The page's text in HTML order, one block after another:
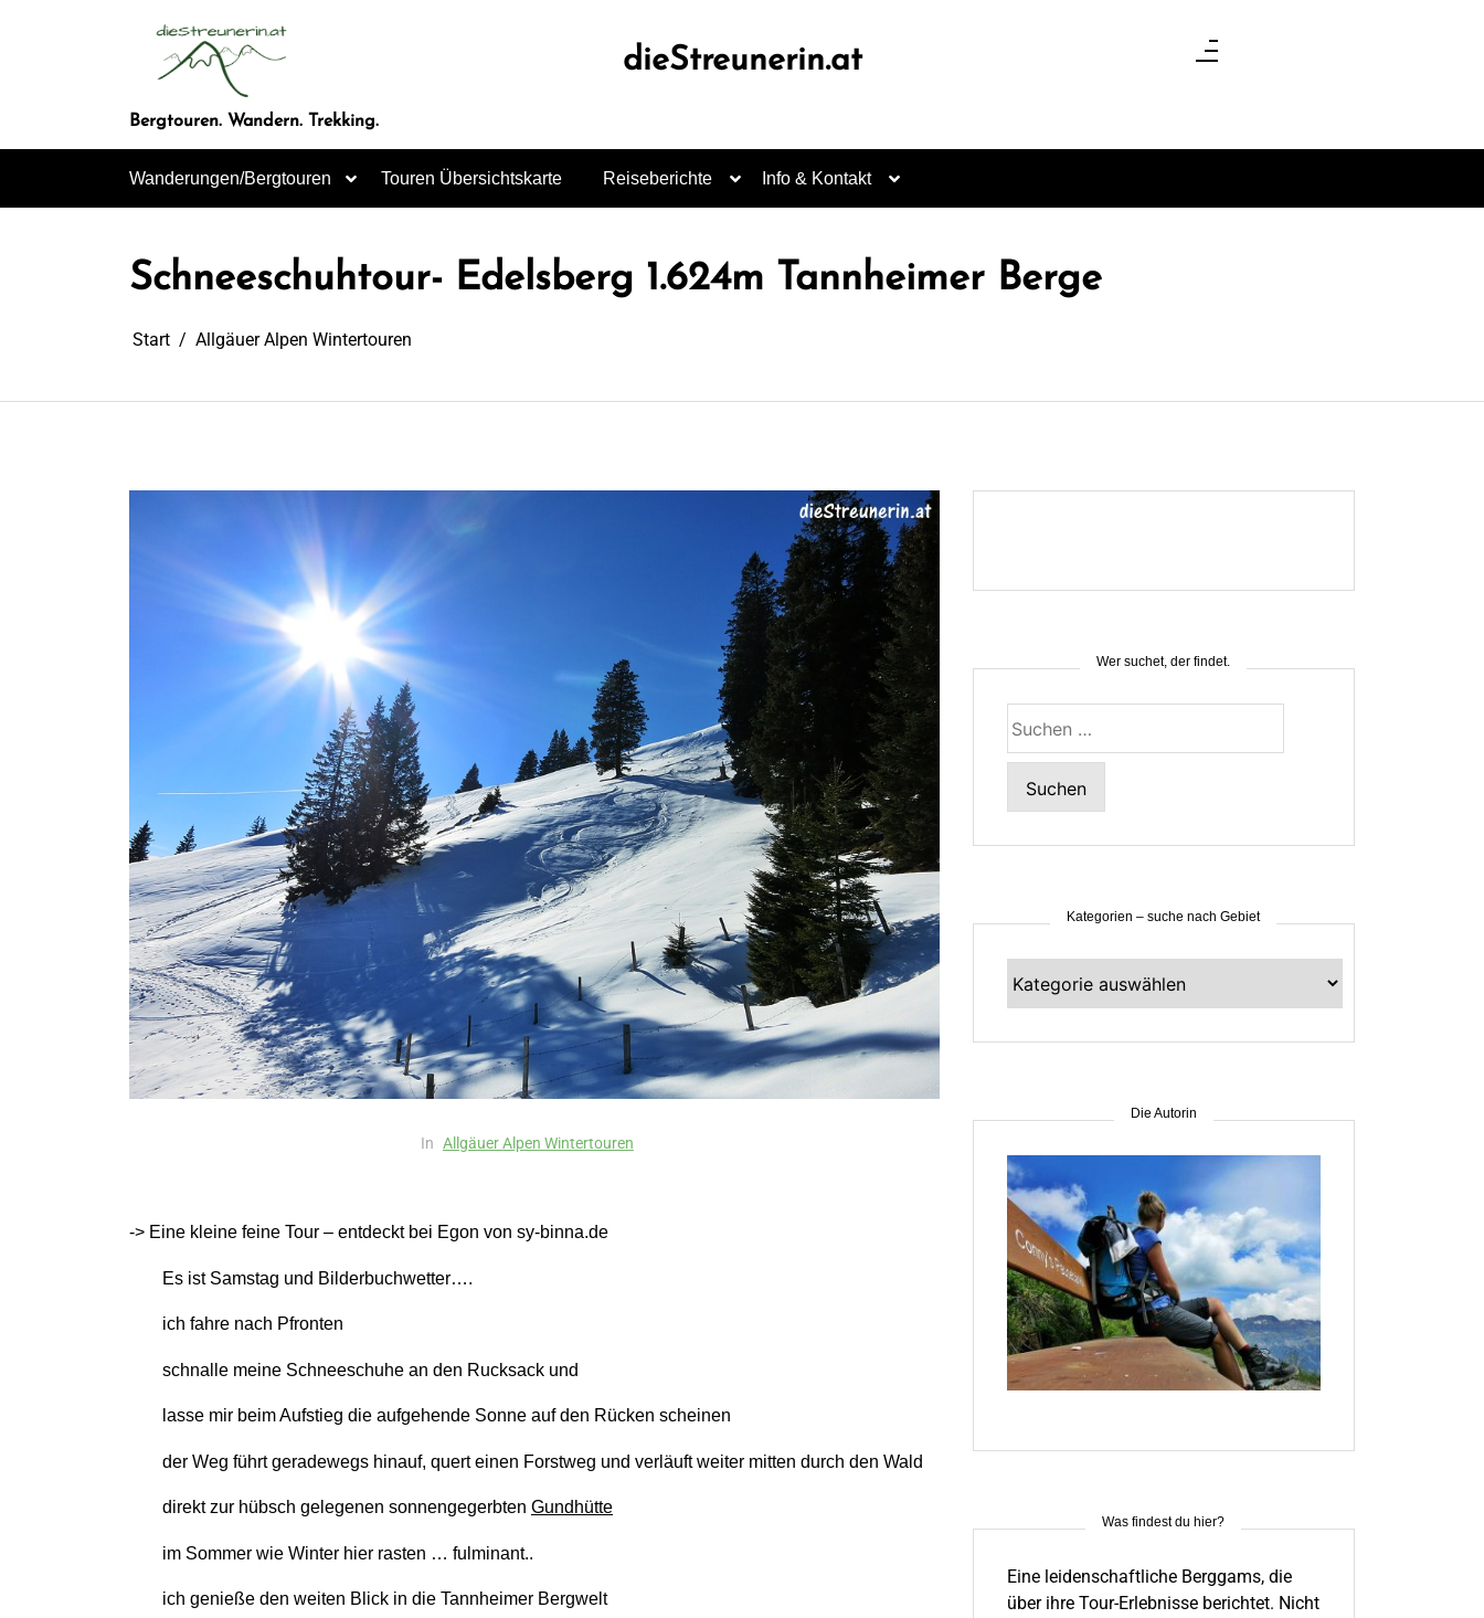
dieStreunerin.at
Bergtouren. Wandern. Trekking.
Wanderungen/Bergtouren Touren Übersichtskarte Reiseberichte Info & Kontakt
Schneeschuhtour- Edelsberg 1.624m Tannheimer Berge
Start Allgäuer Alpen Wintertouren
In Allgäuer Alpen Wintertouren
-> Eine kleine feine Tour – entdeckt bei Egon von sy-binna.de
Es ist Samstag und Bilderbuchwetter….
ich fahre nach Pfronten
schnalle meine Schneeschuhe an den Rucksack und
lasse mir beim Aufstieg die aufgehende Sonne auf den Rücken scheinen
der Weg führt geradewegs hinauf, quert einen Forstweg und verläuft weiter mitten durch den Wald
direkt zur hübsch gelegenen sonnengegerbten Gundhütte
im Sommer wie Winter hier rasten … fulminant..
ich genieße den weiten Blick in die Tannheimer Bergwelt
Wer suchet, der findet.
nach:
Kategorien – suche nach Gebiet
–
Die Autorin
Was findest du hier?
Eine leidenschaftliche Berggams, die
über ihre Tour-Erlebnisse berichtet. Nicht